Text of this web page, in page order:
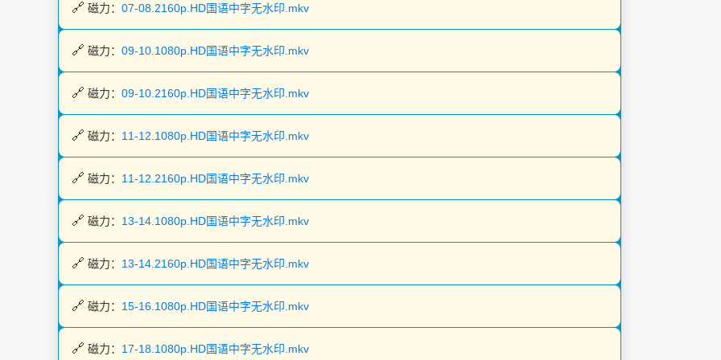
磁力： 07-08.2160p.HD国语中字无水印.mkv
磁力： 09-10.1080p.HD国语中字无水印.mkv
磁力： 09-10.2160p.HD国语中字无水印.mkv
磁力： 11-12.1080p.HD国语中字无水印.mkv
磁力： 11-12.2160p.HD国语中字无水印.mkv
磁力： 13-14.1080p.HD国语中字无水印.mkv
磁力： 13-14.2160p.HD国语中字无水印.mkv
磁力： 15-16.1080p.HD国语中字无水印.mkv
磁力： 17-18.1080p.HD国语中字无水印.mkv